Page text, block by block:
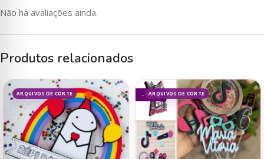
Não há avaliações ainda.
Produtos relacionados
ARQUIVOS DE CORTE ARQUIVOS DE CORTE
- 42%